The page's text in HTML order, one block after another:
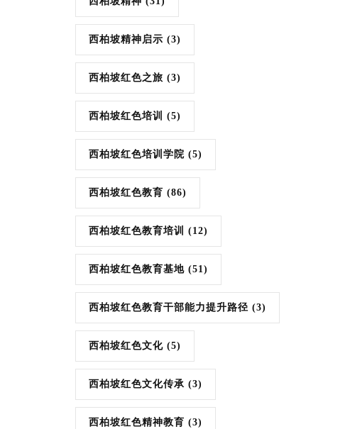
西柏坡精神启示 (3)
西柏坡红色之旅 (3)
西柏坡红色培训 (5)
西柏坡红色培训学院 (5)
西柏坡红色教育 (86)
西柏坡红色教育培训 (12)
西柏坡红色教育基地 (51)
西柏坡红色教育干部能力提升路径 (3)
西柏坡红色文化 (5)
西柏坡红色文化传承 (3)
西柏坡红色精神教育 (3)